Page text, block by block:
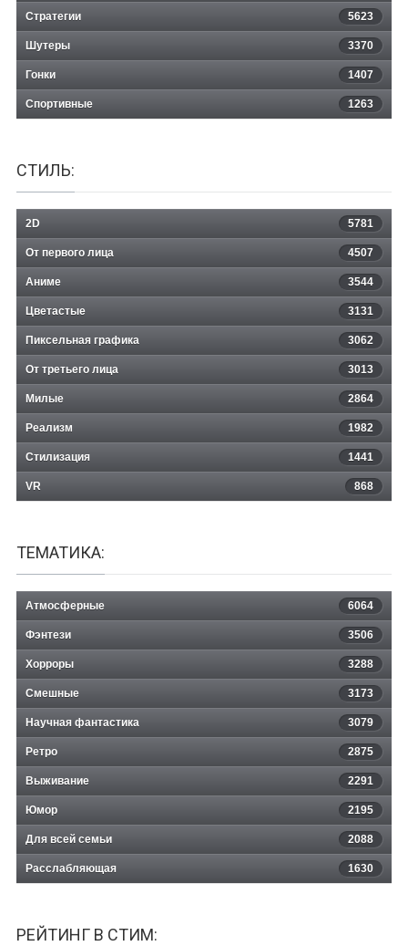
Стратегии 5623
Шутеры 3370
Гонки 1407
Спортивные 1263
СТИЛЬ:
2D 5781
От первого лица 4507
Аниме 3544
Цветастые 3131
Пиксельная графика 3062
От третьего лица 3013
Милые 2864
Реализм 1982
Стилизация 1441
VR 868
ТЕМАТИКА:
Атмосферные 6064
Фэнтези 3506
Хорроры 3288
Смешные 3173
Научная фантастика 3079
Ретро 2875
Выживание 2291
Юмор 2195
Для всей семьи 2088
Расслабляющая 1630
РЕЙТИНГ В СТИМ: